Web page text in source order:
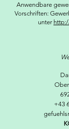
Anwendbare
Vorschriften:
unter
+43